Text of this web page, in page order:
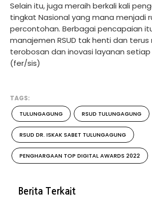
Selain itu, juga meraih berkali kali
tingkat Nasional yang mana menjadi
percontohan. Berbagai pencapaian
manajemen RSUD tak henti dan terus
terobosan dan inovasi layanan
(fer/sis)
TAGS:
TULUNGAGUNG RSUD TULUNGAGUNG
RSUD DR. ISKAK SABET TULUNGAGUNG
PENGHARGAAN TOP DIGITAL AWARDS 2022
Berita Terkait